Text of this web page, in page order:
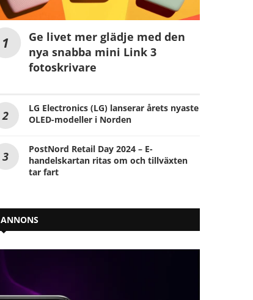
Ge livet mer glädje med den
nya snabba mini Link 3
fotoskrivare
LG Electronics (LG) lanserar årets nyaste
OLED-modeller i Norden
PostNord Retail Day 2024 – E-
handelskartan ritas om och tillväxten
tar fart
ANNONS